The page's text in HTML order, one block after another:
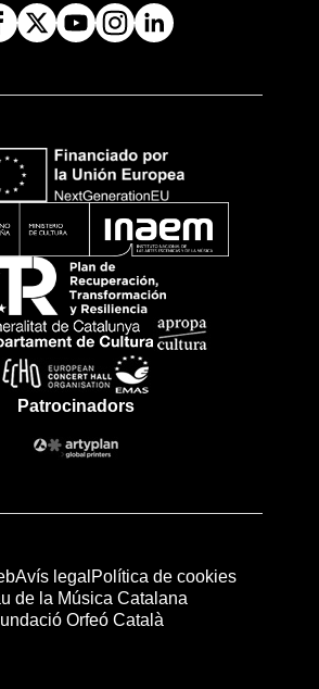
Patrocinadors
Avís legal Política de cookies
de la Música Catalana
Orfeó Català